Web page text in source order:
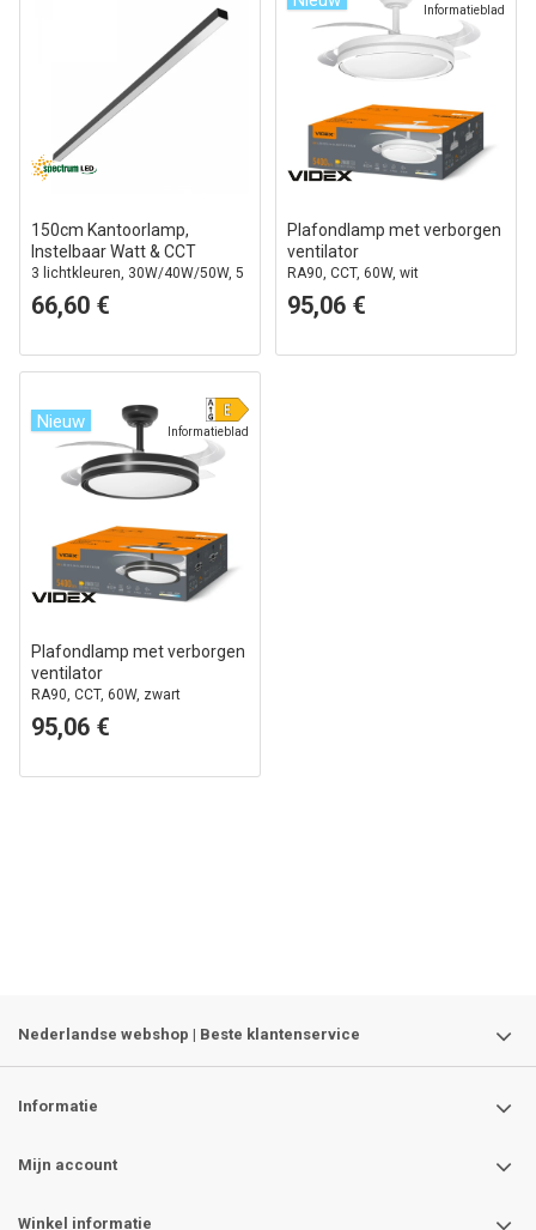
150cm Kantoorlamp,
Instelbaar Watt & CCT
3 lichtkleuren, 30W/40W/50W, 5
jaar garantie, zwart
66,60 €
Informatieblad
Plafondlamp met verborgen
ventilator
RA90, CCT, 60W, wit
95,06 €
Informatieblad
Nieuw
Plafondlamp met verborgen
ventilator
RA90, CCT, 60W, zwart
95,06 €
Nederlandse webshop | Beste klantenservice
Informatie
Mijn account
Winkel informatie